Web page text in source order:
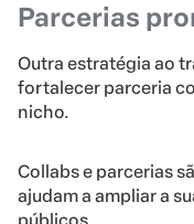
Parcerias
Outra estratégia ao
fortalecer parceria
nicho.
Collabs e parcerias
ajudam a ampliar a